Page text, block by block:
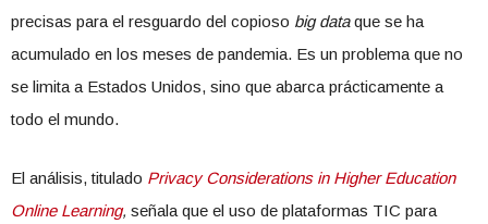
precisas para el resguardo del copioso big dataque se ha
acumulado en los meses de pandemia. Es un problema que no
se limita a Estados Unidos, sino que abarca prácticamente a
todo el mundo.
El análisis, titulado Privacy Considerations in Higher Education
Online Learning, señala que el uso de plataformas TIC para